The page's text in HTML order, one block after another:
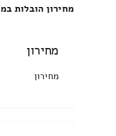
מחירון הובלות
מחירון
מחירון